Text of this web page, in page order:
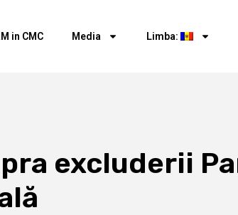
in CMC Media Limba:
excluderii